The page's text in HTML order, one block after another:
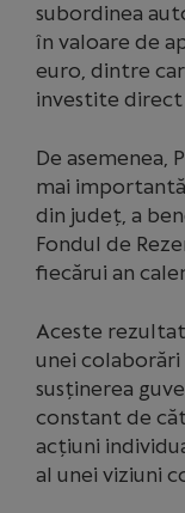
subordinea
în valoare de
euro, dintre
investite direct
De asemenea,
mai
din județ, a
Fondul de
fiecărui an
Aceste
unei
susținerea
constant de
acțiuni
al unei viziuni